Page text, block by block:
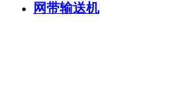
网带输送机